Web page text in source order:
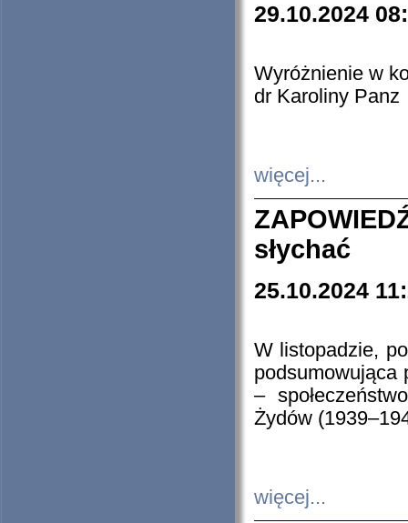
29.10.2024
Wyróżnienie w
dr Karoliny Panz
więcej...
słychać
25.10.2024
W listopadzie,
podsumowująca
–
Żydów
więcej...